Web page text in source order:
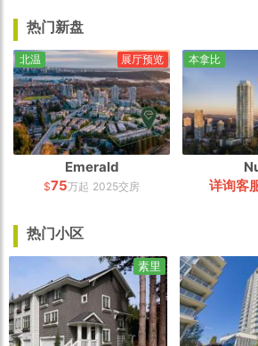
热门新盘
Emerald
$75万起 2025交房
北温 展厅预览
详询客
本拿比
热门小区
素里